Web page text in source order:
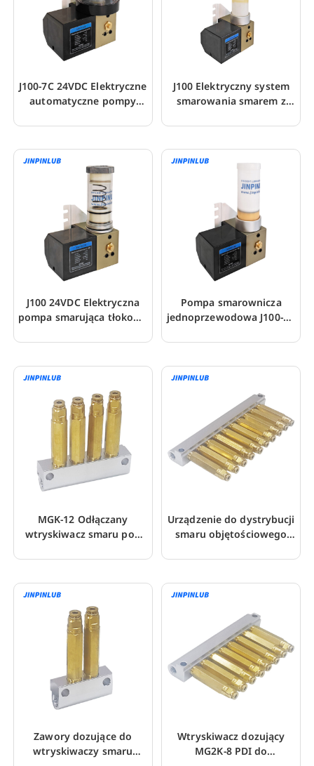
J100-7C 24VDC Elektryczne
automatyczne pompy
J100 Elektryczny system
smarowania smarem z
J100 24VDC Elektryczna
pompa smarująca tłokowa
Pompa smarownicza
jednoprzewodowa J100-3D
MGK-12 Odłączany
wtryskiwacz smaru pod
Urządzenie do dystrybucji
smaru objętościowego
Zawory dozujące do
wtryskiwaczy smaru
Wtryskiwacz dozujący
MG2K-8 PDI do